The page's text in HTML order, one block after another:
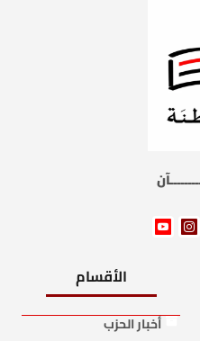
الأقسام
أخبار الحزب